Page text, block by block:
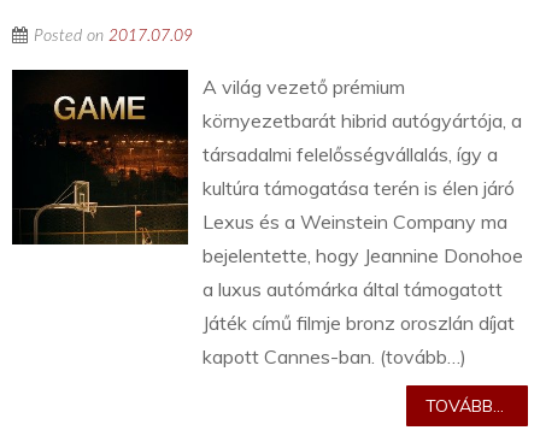
Posted on 2017.07.09
A világ vezető prémium
környezetbarát hibrid autógyártója, a
társadalmi felelősségvállalás, így a
kultúra támogatása terén is élen járó
Lexus és a Weinstein Company ma
bejelentette, hogy Jeannine Donohoe
a luxus autómárka által támogatott
Játék című filmje bronz oroszlán díjat
kapott Cannes-ban. (tovább…)
TOVÁBB...